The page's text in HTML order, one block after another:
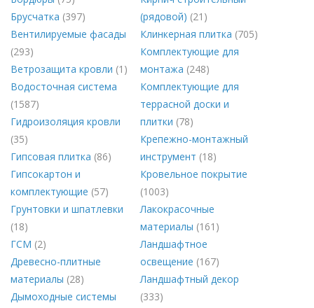
Брусчатка (397)
Вентилируемые фасады
(293)
Ветрозащита кровли (1)
Водосточная система
(1587)
Гидроизоляция кровли
(35)
Гипсовая плитка (86)
Гипсокартон и
комплектующие (57)
Грунтовки и шпатлевки
(18)
ГСМ (2)
Древесно-плитные
материалы (28)
Дымоходные системы
(рядовой) (21)
Клинкерная плитка (705)
Комплектующие для
монтажа (248)
Комплектующие для
террасной доски и
плитки (78)
Крепежно-монтажный
инструмент (18)
Кровельное покрытие
(1003)
Лакокрасочные
материалы (161)
Ландшафтное
освещение (167)
Ландшафтный декор
(333)